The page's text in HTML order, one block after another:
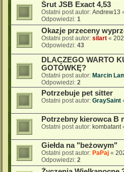
Śrut JSB Exact 4,53
Ostatni post autor: Andrew13
Odpowiedzi: 1
Okazje przeceny
Ostatni post autor: silart «
Odpowiedzi: 43
DLACZEGO WARTO
GOTÓWKĘ?
Ostatni post autor: Marcin
Odpowiedzi: 2
Potrzebuje pet sitter
Ostatni post autor: GraySaint
Potrzebny kierowca B
Ostatni post autor: kombatant
Giełda na "beżowym"
Ostatni post autor: PaPaj «
Odpowiedzi: 2